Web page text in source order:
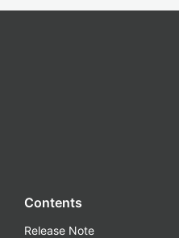
Contents
Release Note